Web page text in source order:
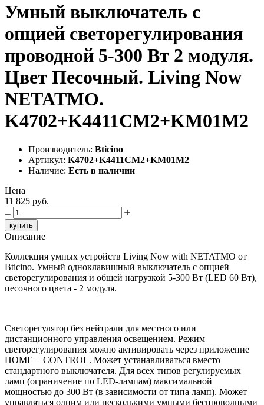
Умный выключатель с
опцией светорегулирования
проводной 5-300 Вт 2 модуля.
Цвет Песочный. Living Now
NETATMO.
K4702+K4411CM2+KM01M2
Производитель: Bticino
Артикул: K4702+K4411CM2+KM01M2
Наличие: Есть в наличии
Цена
11 825 руб.
купить
Описание
Коллекция умных устройств Living Now with NETATMO от
Bticino. Умный одноклавишный выключатель с опцией
светорегулирования и общей нагрузкой 5-300 Вт (LED 60 Вт),
песочного цвета - 2 модуля.
Светорегулятор без нейтрали для местного или
дистанционного управления освещением. Режим
светорегулирования можно активировать через приложение
HOME + CONTROL. Может устанавливаться вместо
стандартного выключателя. Для всех типов регулируемых
ламп (ограничение по LED-лампам) максимальной
мощностью до 300 Вт (в зависимости от типа ламп). Может
управляться одним или несколькими умными беспроводными